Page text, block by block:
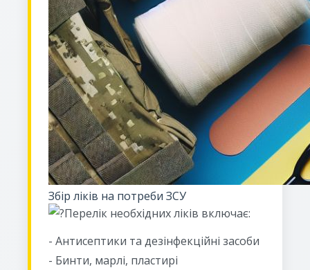
Збір ліків на потреби ЗСУ
Перелік необхідних ліків включає:
- Антисептики та дезінфекційні засоби
- Бинти, марлі, пластирі